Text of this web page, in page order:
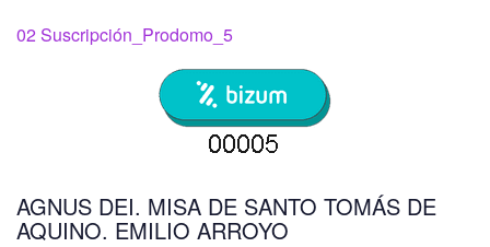
02 Suscripción_Prodomo_5
AGNUS DEI. MISA DE SANTO TOMÁS DE
AQUINO. EMILIO ARROYO